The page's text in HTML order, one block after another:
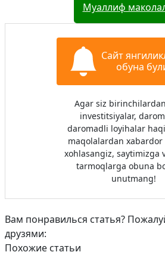
Муаллиф
Сайт
обуна
Agar siz
investitsiyalar,
daromadli loyihalar
maqolalardan
xohlasangiz, saytimizga
tarmoqlarga obuna
unutmang!
Вам понравилься статья?
друзями:
Похожие статьи